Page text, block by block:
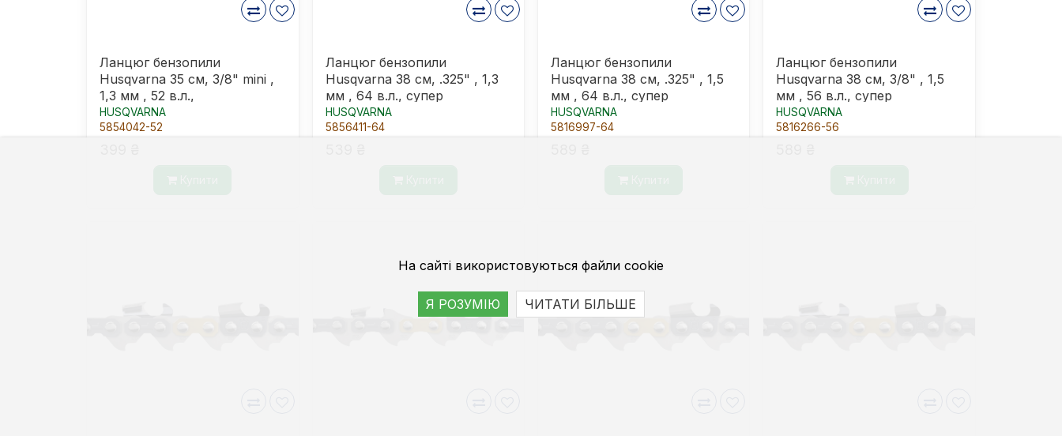
Ланцюг бензопили
Husqvarna 35 см, 3/8" mini ,
1,3 мм , 52 в.л.,
HUSQVARNA
5854042-52
Ланцюг бензопили
Husqvarna 38 см, .325" , 1,3
мм , 64 в.л., супер
HUSQVARNA
5856411-64
Ланцюг бензопили
Husqvarna 38 см, .325" , 1,5
мм , 64 в.л., супер
HUSQVARNA
5816997-64
Ланцюг бензопили
Husqvarna 38 см, 3/8" , 1,5
мм , 56 в.л., супер
HUSQVARNA
5816266-56
На сайті використовуються файли cookie
Я РОЗУМІЮ ЧИТАТИ БІЛЬШЕ